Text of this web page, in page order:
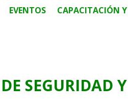
EVENTOS CAPACITACIÓN Y
SEGURIDAD